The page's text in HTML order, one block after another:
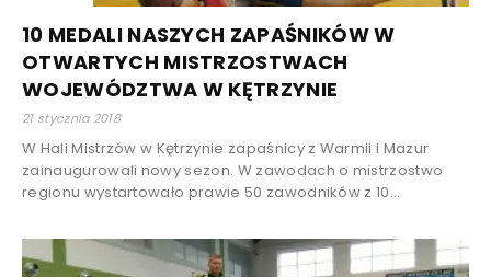
10 MEDALI NASZYCH ZAPAŚNIKÓW W
OTWARTYCH MISTRZOSTWACH
WOJEWÓDZTWA W KĘTRZYNIE
21 stycznia 2018
W Hali Mistrzów w Kętrzynie zapaśnicy z Warmii i Mazur
zainaugurowali nowy sezon. W zawodach o mistrzostwo
regionu wystartowało prawie 50 zawodników z 10...